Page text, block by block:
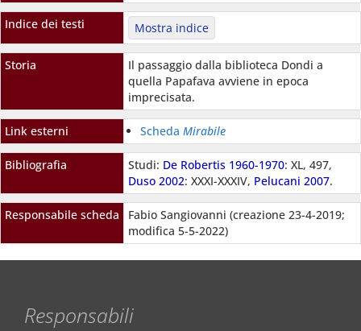
Indice dei testi Mostra indice
Storia
Il passaggio dalla biblioteca Dondi a
quella Papafava avviene in epoca
imprecisata.
Link esterni Scheda Mirabile
Bibliografia Studi: De Robertis 1960-1970: XL, 497,
Duso 2002: XXXI-XXXIV, Pelucani 2007.
Responsabile scheda
Fabio Sangiovanni (creazione 23-4-2019;
modifica 5-5-2022)
Responsabili